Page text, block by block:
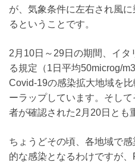
が、気象条件に左右され風
るということです。
2月10日～29日の期間、イ
る規定（1日平均50microg/
Covid-19の感染拡大地域を
ーラップしています。そし
者が確認された2月20日とも
ちょうどその頃、各地域で
的な感染となるわけですが